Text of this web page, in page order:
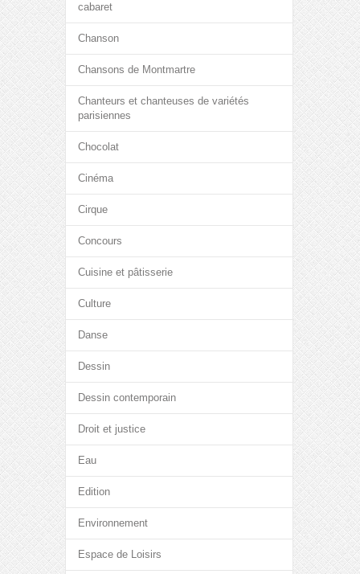
cabaret
Chanson
Chansons de Montmartre
Chanteurs et chanteuses de variétés
parisiennes
Chocolat
Cinéma
Cirque
Concours
Cuisine et pâtisserie
Culture
Danse
Dessin
Dessin contemporain
Droit et justice
Eau
Edition
Environnement
Espace de Loisirs